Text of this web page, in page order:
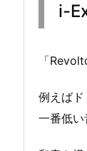
i-
「
例えば
一番低い